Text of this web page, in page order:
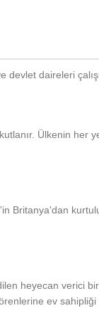
daireleri
Ülkenin her
Britanya'dan
heyecan verici
ev